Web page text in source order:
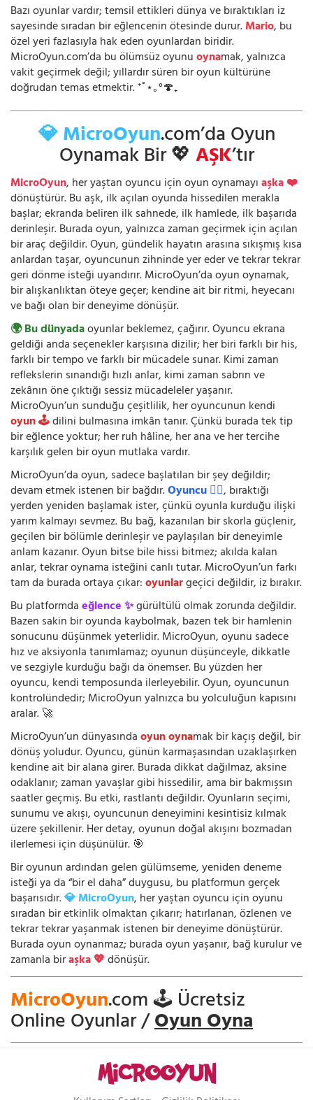
Bazı oyunlar vardır; temsil ettikleri dünya ve bıraktıkları iz
sayesinde sıradan bir eğlencenin ötesinde durur.Mario, bu
özel yeri fazlasıyla hak eden oyunlardan biridir.
MicroOyun.com’da bu ölümsüz oyunuoynamak, yalnızca
vakit geçirmek değil; yıllardır süren bir oyun kültürüne
doğrudan temas etmektir. ⁺˚⋆｡°🍄₊
💎 MicroOyun.com’da Oyun
Oynamak Bir 💖AŞK’tır
MicroOyun, her yaştan oyuncu için oyun oynamayıaşka ❤️
dönüştürür. Bu aşk, ilk açılan oyunda hissedilen merakla
başlar; ekranda beliren ilk sahnede, ilk hamlede, ilk başarıda
derinleşir. Burada oyun, yalnızca zaman geçirmek için açılan
bir araç değildir. Oyun, gündelik hayatın arasına sıkışmış kısa
anlardan taşar, oyuncunun zihninde yer eder ve tekrar tekrar
geri dönme isteği uyandırır. MicroOyun’da oyun oynamak,
bir alışkanlıktan öteye geçer; kendine ait bir ritmi, heyecanı
ve bağı olan bir deneyime dönüşür.
🌍 Bu dünyadaoyunlar beklemez, çağırır. Oyuncu ekrana
geldiği anda seçenekler karşısına dizilir; her biri farklı bir his,
farklı bir tempo ve farklı bir mücadele sunar. Kimi zaman
reflekslerin sınandığı hızlı anlar, kimi zaman sabrın ve
zekânın öne çıktığı sessiz mücadeleler yaşanır.
MicroOyun’un sunduğu çeşitlilik, her oyuncunun kendi
oyun 🕹️dilini bulmasına imkân tanır. Çünkü burada tek tip
bir eğlence yoktur; her ruh hâline, her ana ve her tercihe
karşılık gelen bir oyun mutlaka vardır.
MicroOyun’da oyun, sadece başlatılan bir şey değildir;
devam etmek istenen bir bağdır.Oyuncu 🧍‍♂️, bıraktığı
yerden yeniden başlamak ister, çünkü oyunla kurduğu ilişki
yarım kalmayı sevmez. Bu bağ, kazanılan bir skorla güçlenir,
geçilen bir bölümle derinleşir ve paylaşılan bir deneyimle
anlam kazanır. Oyun bitse bile hissi bitmez; akılda kalan
anlar, tekrar oynama isteğini canlı tutar. MicroOyun’un farkı
tam da burada ortaya çıkar:oyunlargeçici değildir, iz bırakır.
Bu platformdaeğlence ✨gürültülü olmak zorunda değildir.
Bazen sakin bir oyunda kaybolmak, bazen tek bir hamlenin
sonucunu düşünmek yeterlidir. MicroOyun, oyunu sadece
hız ve aksiyonla tanımlamaz; oyunun düşünceyle, dikkatle
ve sezgiyle kurduğu bağı da önemser. Bu yüzden her
oyuncu, kendi temposunda ilerleyebilir. Oyun, oyuncunun
kontrolündedir; MicroOyun yalnızca bu yolculuğun kapısını
aralar. 🚀
MicroOyun’un dünyasındaoyun oynamak bir kaçış değil, bir
dönüş yoludur. Oyuncu, günün karmaşasından uzaklaşırken
kendine ait bir alana girer. Burada dikkat dağılmaz, aksine
odaklanır; zaman yavaşlar gibi hissedilir, ama bir bakmışsın
saatler geçmiş. Bu etki, rastlantı değildir. Oyunların seçimi,
sunumu ve akışı, oyuncunun deneyimini kesintisiz kılmak
üzere şekillenir. Her detay, oyunun doğal akışını bozmadan
ilerlemesi için düşünülür. 🎯
Bir oyunun ardından gelen gülümseme, yeniden deneme
isteği ya da “bir el daha” duygusu, bu platformun gerçek
başarısıdır.💎 MicroOyun, her yaştan oyuncu için oyunu
sıradan bir etkinlik olmaktan çıkarır; hatırlanan, özlenen ve
tekrar tekrar yaşanmak istenen bir deneyime dönüştürür.
Burada oyun oynanmaz; burada oyun yaşanır, bağ kurulur ve
zamanla biraşka 💖dönüşür.
MicroOyun.com 🕹️ Ücretsiz
Online Oyunlar /Oyun Oyna